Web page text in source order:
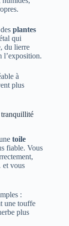
plantes
qui
du lierre
l’exposition.
à
plus
tranquillité
toile
fiable. Vous
et vous
:
une touffe
plus